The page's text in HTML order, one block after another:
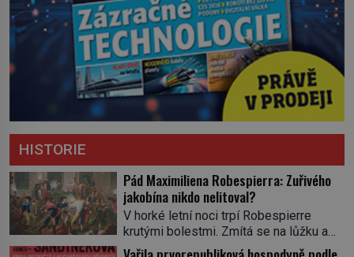
HISTORIE
Pád Maximiliena Robespierra: Zuřivého
jakobína nikdo nelitoval?
V horké letní noci trpí Robespierre
krutými bolestmi. Zmítá se na lůžku a
hlavou mu víří kolotoč myšlenek. Když